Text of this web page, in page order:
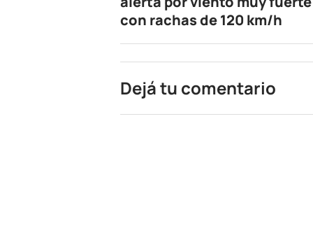
con rachas de 120 km/h
Dejá tu comentario